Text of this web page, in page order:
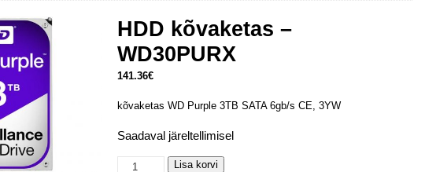
HDD kõvaketas –
WD30PURX
141.36€
kõvaketas WD Purple 3TB SATA 6gb/s CE, 3YW
Saadaval järeltellimisel
HDD
Lisa korvi